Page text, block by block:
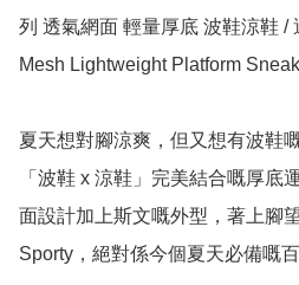
列 透氣網面 輕量厚底 波鞋涼鞋 /
Mesh Lightweight Platform
夏天想對腳涼爽，但又想有波鞋
「波鞋 x 涼鞋」完美結合嘅厚底
面設計加上斯文嘅外型，著上腳
Sporty，絕對係今個夏天必備嘅